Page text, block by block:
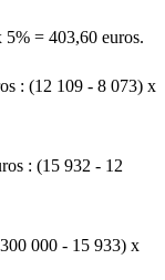
5% = 403,60 euros.
: (12 109 - 8 073) x
: (15 932 - 12
000 - 15 933) x